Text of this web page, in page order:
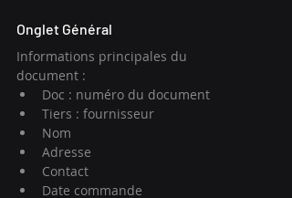
Onglet Général
Informations principales du
document :
Doc : numéro du document
Tiers : fournisseur
Nom
Adresse
Contact
Date commande